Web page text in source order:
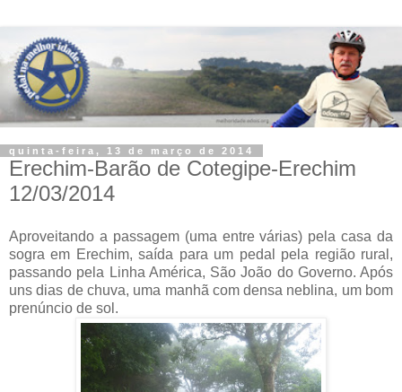
quinta-feira, 13 de março de 2014
Erechim-Barão de Cotegipe-Erechim
12/03/2014
Aproveitando a passagem (uma entre várias) pela casa da
sogra em Erechim, saída para um pedal pela região rural,
passando pela Linha América, São João do Governo. Após
uns dias de chuva, uma manhã com densa neblina, um bom
prenúncio de sol.